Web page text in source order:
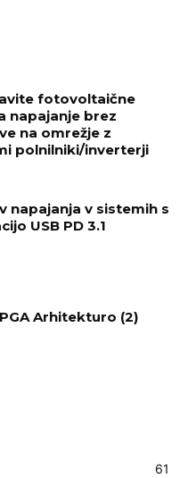
fotovoltaične
napajanje brez
na omrežje z
polnilniki/inverterji
napajanja v sistemih s
USB PD 3.1
Arhitekturo (2)
61